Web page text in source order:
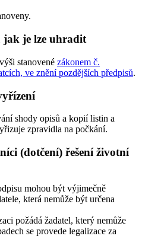
jak je lze uhradit
stanovené zákonem č.
ve znění pozdějších předpisů.
shody opisů a kopií listin a
zpravidla na počkání.
(dotčení) řešení životní
mohou být výjimečně
která nemůže být určena
požádá žadatel, který nemůže
se provede legalizace za